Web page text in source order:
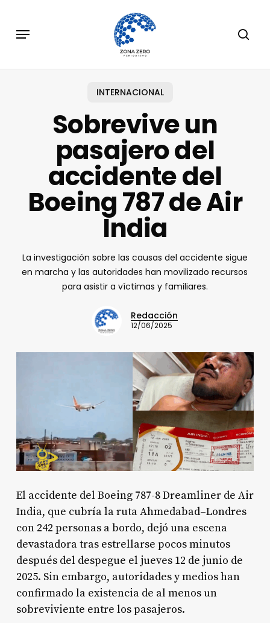
main
Menu
INTERNACIONAL
Sobrevive un
pasajero del
accidente del
Boeing 787 de Air
India
La investigación sobre las causas del accidente sigue
en marcha y las autoridades han movilizado recursos
para asistir a víctimas y familiares.
Redacción
12/06/2025
El accidente del Boeing 787-8 Dreamliner de Air
India, que cubría la ruta Ahmedabad–Londres
con 242 personas a bordo, dejó una escena
devastadora tras estrellarse pocos minutos
después del despegue el jueves 12 de junio de
2025. Sin embargo, autoridades y medios han
confirmado la existencia de al menos un
sobreviviente entre los pasajeros.